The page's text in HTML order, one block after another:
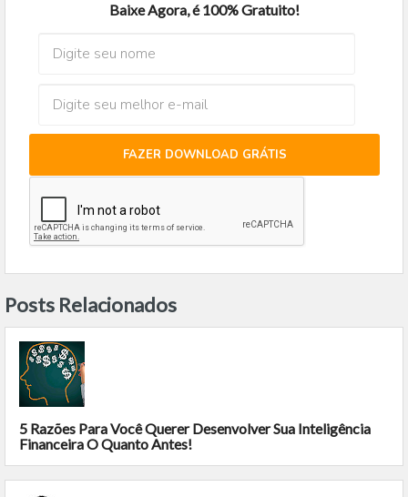
Baixe Agora, é 100% Gratuito!
FAZER DOWNLOAD GRÁTIS
Posts Relacionados
5 Razões Para Você Querer Desenvolver Sua Inteligência
Financeira O Quanto Antes!